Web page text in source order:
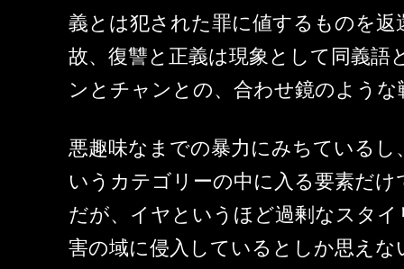
義とは犯された罪に値するものを
故、復讐と正義は現象として同義語
ンとチャンとの、合わせ鏡のような
悪趣味なまでの暴力にみちている
いうカテゴリーの中に入る要素だ
だが、イヤというほど過剰なスタ
害の域に侵入しているとしか思え